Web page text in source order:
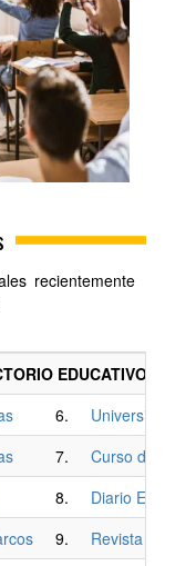
recientemente
EDUCATIVO
6.
Universidad
7.
Curso de
8.
Diario El
9.
Revista